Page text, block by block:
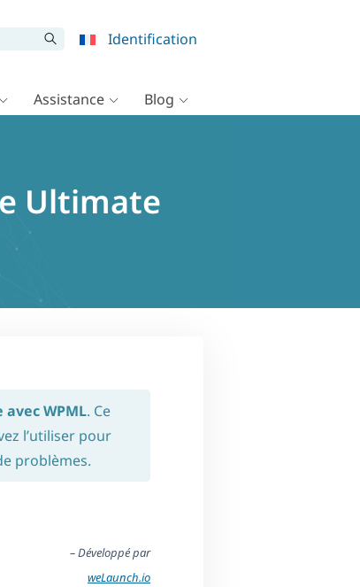
Identification
Assistance Blog
Ultimate
WPML. Ce
l’utiliser pour
problèmes.
– Développé par
weLaunch.io